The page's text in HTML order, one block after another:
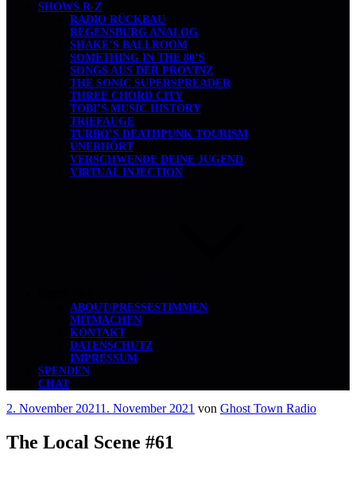
SHOWS R-Z
RADIO RÜCKBAU
REGENSBURG ANALOG
SHAKE’S BALLROOM
SOMETHING IN THE 80’S
SONGS AUS DER PROVINZ
THE SONIC SUPERSPREADER
THREE CHORD CITY
TOBI’S MUSIC HISTORY
TRIEFAUGE
TURBO’S DEATHPUNK TOURISM
UNERHÖRT
VERSCHWENDE DEINE JUGEND
VIRTUAL INJECTION
ABOUT/PRESSESTIMMEN
MITMACHEN
KONTAKT
DATENSCHUTZ
IMPRESSUM
SPENDEN
CHAT
Veröffentlicht
2. November 20211. November 2021 von Ghost Town Radio
The Local Scene #61